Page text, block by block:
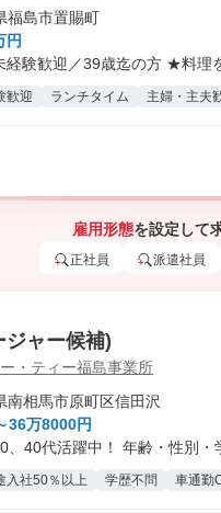
福島市置賜町
円
経験歓迎／39歳迄の方 ★料理
歓迎 ランチタイム 主婦・主夫
雇用形態を設定して
正社員 派遣社員
ジャー候補)
・ティー福島事業所
南相馬市原町区信田沢
36万8000円
、40代活躍中！ 年齢・性別・
入社50％以上 学歴不問 車通勤